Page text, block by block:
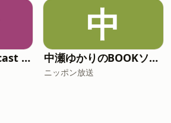
うそラジオ Podcast 松任谷由実はじめました
中
中瀬ゆかりのBOOKソムリエ
ニッポン放送